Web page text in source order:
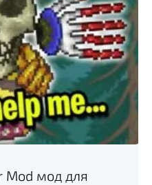
Mod мод для